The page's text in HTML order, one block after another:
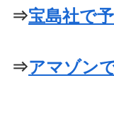
⇒宝島社で
⇒アマゾン